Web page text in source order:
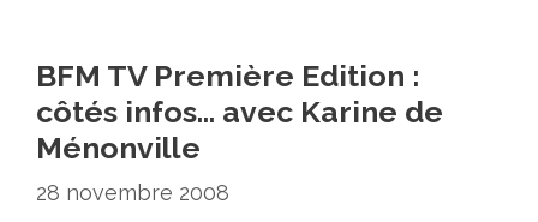
BFM TV Première Edition :
côtés infos… avec Karine de
Ménonville
28 novembre 2008